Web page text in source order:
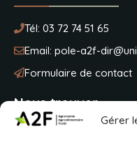
Gérer
Tél: 03 72 74 51 65
Email: pole-a2f-
Formulaire de contact
Nous trouver